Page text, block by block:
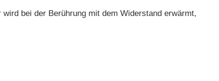
bei der Berührung mit dem Widerstand erwärmt,